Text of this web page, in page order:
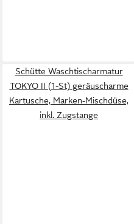
Schütte Waschtischarmatur
TOKYO II (1-St) geräuscharme
Kartusche, Marken-Mischdüse,
inkl. Zugstange